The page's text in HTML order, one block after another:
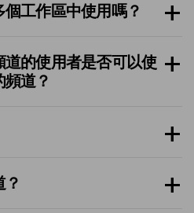
工作區中使用嗎？
的使用者是否可以使
道？